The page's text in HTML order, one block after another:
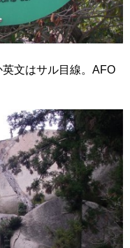
文はサル目線。AFO